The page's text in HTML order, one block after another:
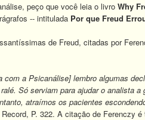
peço que você leia o livro Why
-- intitulada Por que Freud
de Freud, citadas por
a Psicanálise] lembro algumas
Só serviam para ajudar o analista
atraímos os pacientes
P. 322. A citação de Ferenczy é